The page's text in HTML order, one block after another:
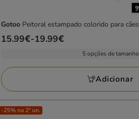
Gotoo Peitoral estampado colorido para cães
Preço
a
19.99€
15.99€-19.99€
5 opções de tamanho
Adicionar
-25% na 2ª un.